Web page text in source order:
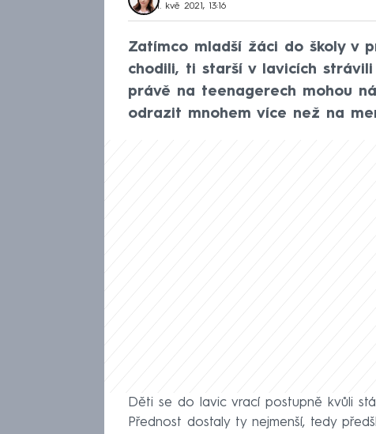
1. kvě 2021, 13:16
Zatímco mladší žáci do školy v
chodili, ti starší v lavicích
právě na teenagerech mohou
odrazit mnohem více než na
Děti se do lavic vrací postupně kvůli
Přednost dostaly ty nejmenší, tedy